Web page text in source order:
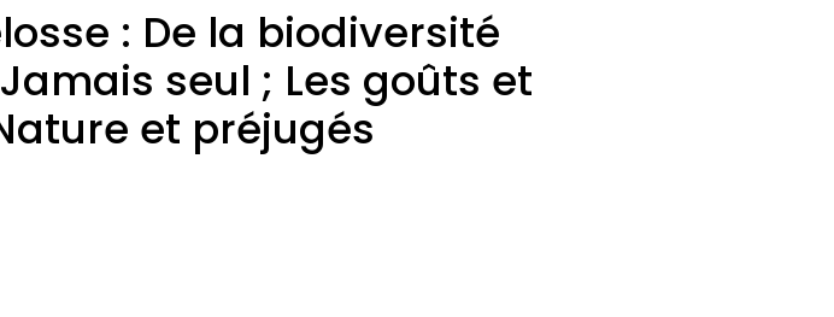
: De la biodiversité
seul ; Les goûts et
et préjugés